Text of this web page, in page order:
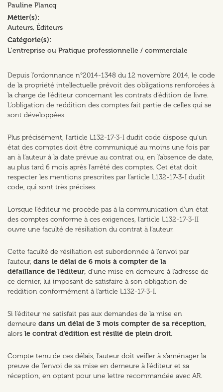
Pauline Plancq
Métier(s)
Auteurs Éditeurs
Catégorie(s)
L'entreprise ou Pratique professionnelle / commerciale
Depuis l’ordonnance n°2014-1348 du 12 novembre 2014, le code
de la propriété intellectuelle prévoit des obligations renforcées à
la charge de l’éditeur concernant les contrats d’édition de livre.
L’obligation de reddition des comptes fait partie de celles qui se
sont développées.
Plus précisément, l’article L132-17-3-I dudit code dispose qu’un
état des comptes doit être communiqué au moins une fois par
an à l’auteur à la date prévue au contrat ou, en l'absence de date,
au plus tard 6 mois après l'arrêté des comptes. Cet état doit
respecter les mentions prescrites par l’article L132-17-3-I dudit
code, qui sont très précises.
Lorsque l’éditeur ne procède pas à la communication d’un état
des comptes conforme à ces exigences, l’article L132-17-3-II
ouvre une faculté de résiliation du contrat à l’auteur.
Cette faculté de résiliation est subordonnée à l’envoi par
l’auteur, dans le délai de 6 mois à compter de la
défaillance de l’éditeur, d’une mise en demeure à l’adresse de
ce dernier, lui imposant de satisfaire à son obligation de
reddition conformément à l’article L132-17-3-I.
Si l’éditeur ne satisfait pas aux demandes de la mise en
demeure dans un délai de 3 mois compter de sa réception,
alors le contrat d’édition est résilié de plein droit.
Compte tenu de ces délais, l’auteur doit veiller à s’aménager la
preuve de l’envoi de sa mise en demeure à l’éditeur et sa
réception, en optant pour une lettre recommandée avec AR.